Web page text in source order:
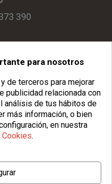
390
Legal
para nosotros
de terceros para mejorar
publicidad relacionada con
análisis de tus hábitos de
más información, o bien
en nuestra
.